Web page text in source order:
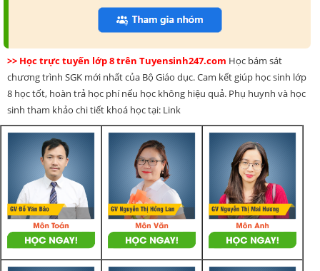
>> Học trực tuyến lớp 8 trên Tuyensinh247.com Học bám sát
chương trình SGK mới nhất của Bộ Giáo dục. Cam kết giúp học sinh lớp
8 học tốt, hoàn trả học phí nếu học không hiệu quả. Phụ huynh và học
sinh tham khảo chi tiết khoá học tại: Link